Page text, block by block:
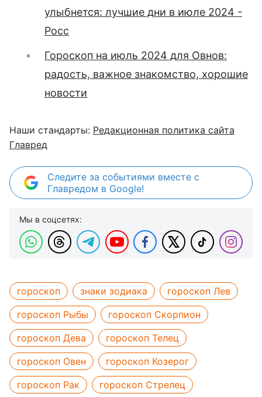
улыбнется: лучшие дни в июле 2024 -
Росс
Гороскоп на июль 2024 для Овнов:
радость, важное знакомство, хорошие
новости
Наши стандарты: Редакционная политика сайта
Главред
Следите за событиями вместе с
Главредом в Google!
Мы в соцсетях:
гороскоп знаки зодиака
гороскоп Лев
гороскоп Рыбы
гороскоп Скорпион
гороскоп Дева
гороскоп Телец
гороскоп Овен
гороскоп Козерог
гороскоп Рак
гороскоп Стрелец